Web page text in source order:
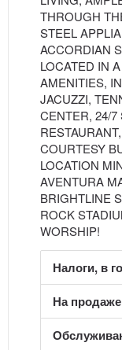
THROUGH
STEEL
ACCORDIAN
LOCATED IN
AMENITIES,
JACUZZI,
CENTER, 24/7
COURTESY
LOCATION
AVENTURA
BRIGHTLINE
ROCK
WORSHIP!
Налоги, в
На